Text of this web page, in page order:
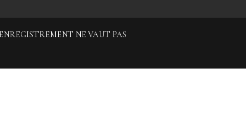
NE VAUT PAS